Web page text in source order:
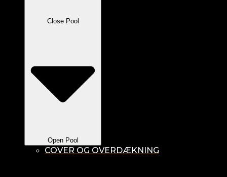
Close Pool
Open Pool
COVER OG OVERDÆKNING